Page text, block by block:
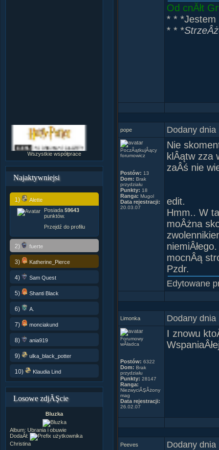
Wszystkie współprace
Najaktywniejsi
1)
Alette
Posiada 59643
punktów.
Przejdź do profilu
2) fuerte
3) Katherine_Pierce
4) Sam Quest
5) Shanti Black
6) A.
7) monciakund
8) ania919
9) ulka_black_potter
10) Klaudia Lind
Losowe zdjĂŞcie
Bluzka
Album: Ubrania i obuwie
DodaÂł:
Christina
Od cnĂłt
* * *Jestem
* * *
pope Dodany
PoczÂątkujÂący
forumowicz
Postów: 13
Dom: Brak
przydziału
Punkty: 18
Ranga: Mugol
Data rejestracji:
20.03.07
Nie
klÂątw zza
zaÂś nie
edit.
Hmm.. W
moÂżna
mocnÂą
Pzdr.
Edytowane
Limonka Dodany
Forumowy
wÂładca
Postów: 6322
Dom: Brak
przydziału
Punkty: 28147
Ranga:
NiezwyciĂŞÂżony
mag
Data rejestracji:
26.02.07
I znowu
Peeves Dodany